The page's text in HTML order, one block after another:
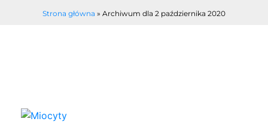
Strona główna » Archiwum dla 2 października 2020